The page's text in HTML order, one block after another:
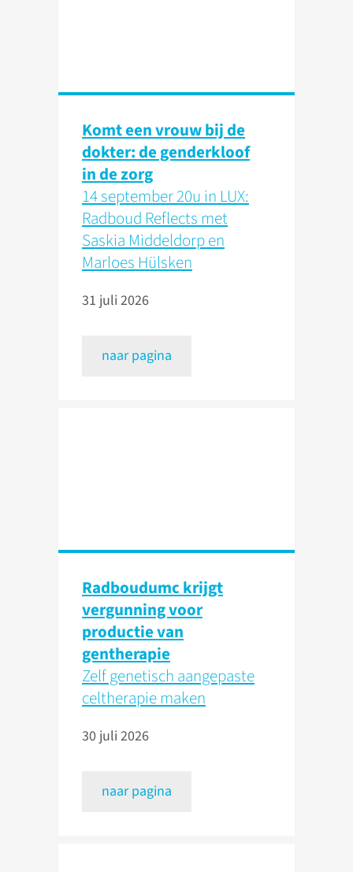
Komt een vrouw bij de
dokter: de genderkloof
in de zorg
14 september 20u in LUX:
Radboud Reflects met
Saskia Middeldorp en
Marloes Hülsken
31 juli 2026
naar pagina
Radboudumc krijgt
vergunning voor
productie van
gentherapie
Zelf genetisch aangepaste
celtherapie maken
30 juli 2026
naar pagina